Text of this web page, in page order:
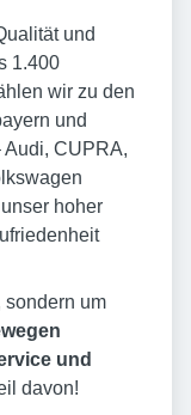
und
1.400
wir zu den
und
Audi, CUPRA,
hoher
sondern um
und
davon!